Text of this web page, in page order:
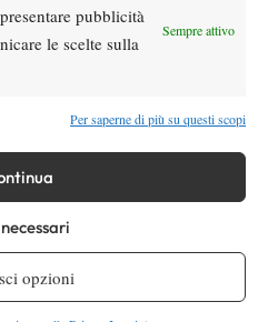
pubblicità
le scelte sulla
Sempre attivo
Per saperne di più su questi scopi
opzioni
registrata Aut-Trib Milano n°
Nizegorodcew